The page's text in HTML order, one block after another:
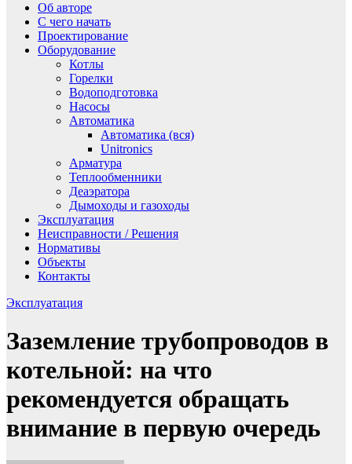
Об авторе
С чего начать
Проектирование
Оборудование
Котлы
Горелки
Водоподготовка
Насосы
Автоматика
Автоматика (вся)
Unitronics
Арматура
Теплообменники
Деаэратора
Дымоходы и газоходы
Эксплуатация
Неисправности / Решения
Нормативы
Объекты
Контакты
Эксплуатация
Заземление трубопроводов в
котельной: на что
рекомендуется обращать
внимание в первую очередь